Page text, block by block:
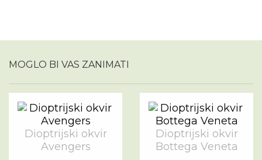
MOGLO BI VAS ZANIMATI
Dioptrijski okvir
Avengers
Dioptrijski okvir
Bottega Veneta